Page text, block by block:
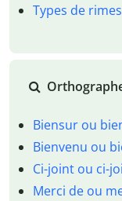
Types de rimes
Biensur ou
Bienvenu ou
Ci-joint ou ci-
Merci de ou